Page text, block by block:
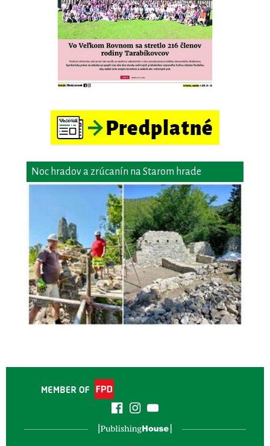
Noc hradov a zrúcanín na Starom hrade